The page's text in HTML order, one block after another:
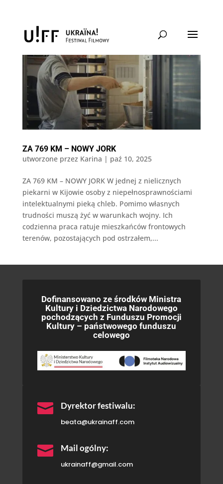
ZA 769 KM – NOWY JORK
utworzone przez Karina | paź 10, 2025
ZA 769 KM – NOWY JORK W jednej z nielicznych
piekarni w Kijowie osoby z niepełnosprawnościami
intelektualnymi pieką chleb. Pomimo własnych
trudności muszą żyć w warunkach wojny. Ich
codzienna praca ratuje mieszkańców frontowych
terenów, pozostających pod ostrzałem,...
Dofinansowano ze środków Ministra
Kultury i Dziedzictwa Narodowego
pochodzących z Funduszu Promocji
Kultury – państwowego funduszu
celowego
 Dyrektor festiwalu:
beata@ukrainaff.com
 Mail ogólny:
ukrainaff@gmail.com